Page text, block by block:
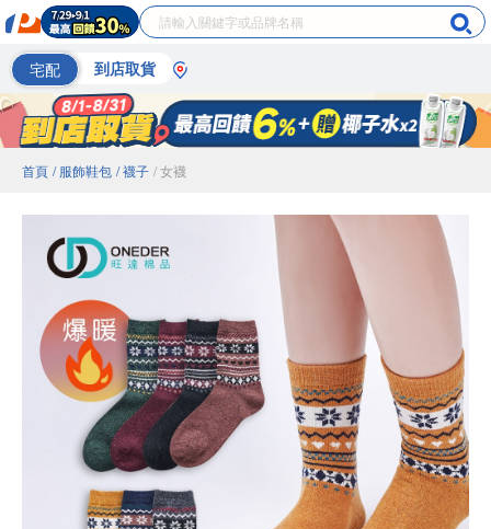
宅配 到店取貨
首頁 / 服飾鞋包 / 襪子 / 女襪